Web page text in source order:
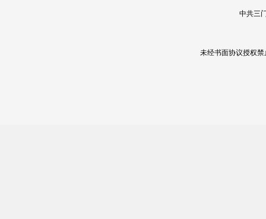
中共三
未经书面协议授权